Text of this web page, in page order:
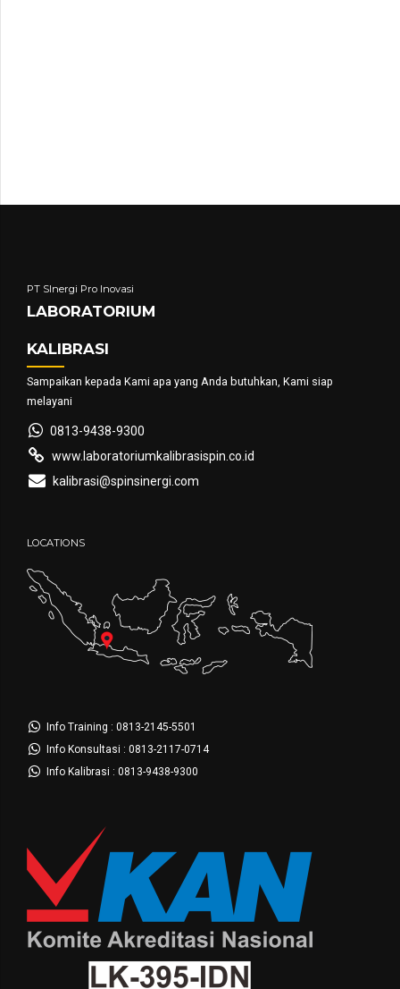
PT SInergi Pro Inovasi
LABORATORIUM
KALIBRASI
Sampaikan kepada Kami apa yang Anda butuhkan, Kami siap
melayani
0813-9438-9300
www.laboratoriumkalibrasispin.co.id
kalibrasi@spinsinergi.com
LOCATIONS
Info Training : 0813-2145-5501
Info Konsultasi : 0813-2117-0714
Info Kalibrasi : 0813-9438-9300